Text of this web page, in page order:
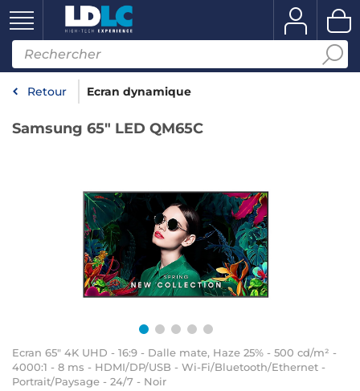
Retour Ecran dynamique
Samsung 65" LED QM65C
Ecran 65" 4K UHD - 16:9 - Dalle mate, Haze 25% - 500 cd/m² -
4000:1 - 8 ms - HDMI/DP/USB - Wi-Fi/Bluetooth/Ethernet -
Portrait/Paysage - 24/7 - Noir